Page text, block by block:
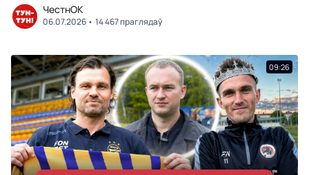
ЧестнОК
06.07.2026 14 467 праглядаў
09:26